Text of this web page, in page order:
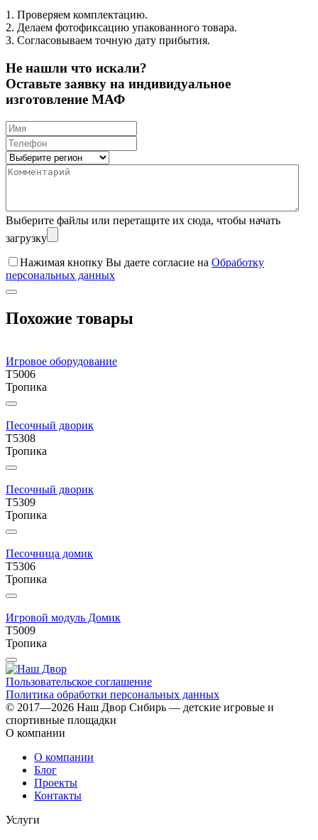
1. Проверяем комплектацию.
2. Делаем фотофиксацию упакованного товара.
3. Согласовываем точную дату прибытия.
Не нашли что искали?
Оставьте заявку на индивидуальное
изготовление МАФ
Выберите файлы или перетащите их сюда, чтобы начать
загрузку
Нажимая кнопку Вы даете согласие на Обработку
персональных данных
Похожие товары
Игровое оборудование
T5006
Тропика
Песочный дворик
T5308
Тропика
Песочный дворик
T5309
Тропика
Песочница домик
T5306
Тропика
Игровой модуль Домик
T5009
Тропика
Пользовательское соглашение
Политика обработки персональных данных
© 2017—2026 Наш Двор Сибирь — детские игровые и
спортивные площадки
О компании
О компании
Блог
Проекты
Контакты
Услуги